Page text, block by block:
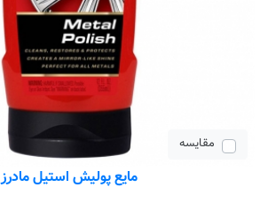
مقایسه
مایع پولیش استیل مادرز